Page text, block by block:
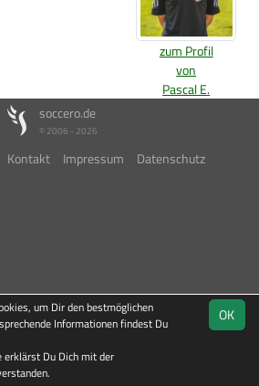
zum Profil
von
Pascal E.
soccero.de
© 2006 - 2026
Kontakt Impressum Datenschutz
OK
um Dir den bestmöglichen
Informationen findest Du
erklärst Du Dich mit der